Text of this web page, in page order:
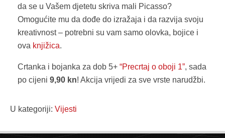
da se u Vašem djetetu skriva mali Picasso?
Omogućite mu da dođe do izražaja i da razvija svoju
kreativnost – potrebni su vam samo olovka, bojice i
ova knjižica.
Crtanka i bojanka za dob 5+ “Precrtaj o oboji 1”, sada
po cijeni 9,90 kn! Akcija vrijedi za sve vrste narudžbi.
U kategoriji: Vijesti